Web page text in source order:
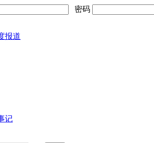
密码
报道
记